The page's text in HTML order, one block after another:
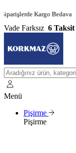
Kargo Bedava •
Vade Farksız 6 Taksit
Menü
Pişirme
Pişirme